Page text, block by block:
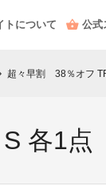
トについて 公式
超々早割 38％オフ
各1点